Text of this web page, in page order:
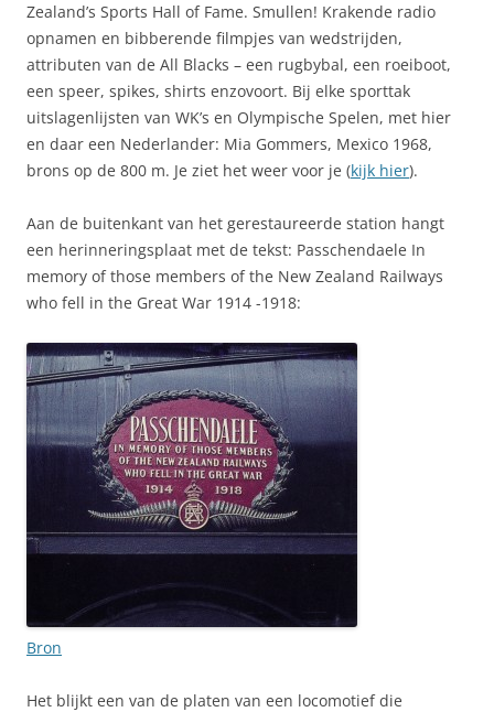
Zealand’s Sports Hall of Fame. Smullen! Krakende radio
opnamen en bibberende filmpjes van wedstrijden,
attributen van de All Blacks – een rugbybal, een roeiboot,
een speer, spikes, shirts enzovoort. Bij elke sporttak
uitslagenlijsten van WK’s en Olympische Spelen, met hier
en daar een Nederlander: Mia Gommers, Mexico 1968,
brons op de 800 m. Je ziet het weer voor je (kijk hier).
Aan de buitenkant van het gerestaureerde station hangt
een herinneringsplaat met de tekst: Passchendaele In
memory of those members of the New Zealand Railways
who fell in the Great War 1914 -1918:
Bron
Het blijkt een van de platen van een locomotief die